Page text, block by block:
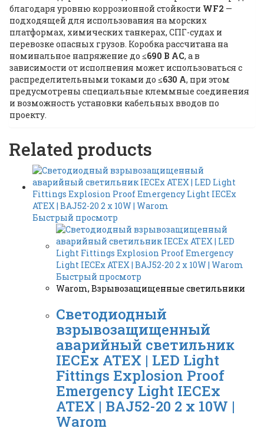
благодаря уровню коррозионной стойкости WF2 —
подходящей для использования на морских
платформах, химических танкерах, СПГ-судах и
перевозке опасных грузов. Коробка рассчитана на
номинальное напряжение до ≤690 В AC, а в
зависимости от исполнения может использоваться с
распределительными токами до ≤630 А, при этом
предусмотрены специальные клеммные соединения
и возможность установки кабельных вводов по
проекту.
Related products
Быстрый просмотр
Быстрый просмотр
Warom, Взрывозащищенные светильники
Светодиодный
взрывозащищенный
аварийный светильник
IECEx ATEX | LED Light
Fittings Explosion Proof
Emergency Light IECEx
ATEX | BAJ52-20 2 x 10W |
Warom